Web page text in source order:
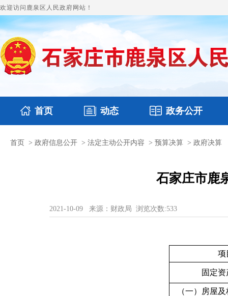
欢迎访问鹿泉区人民政府网站！
首页 动态
国务要闻 鹿泉要闻 图片新闻
政务公开
本区文件 财政预决算
首页 > 政府信息公开 > 法定主动公开内容 > 预算决算 > 政府决算
石家庄市鹿
2021-10-09 来源：财政局 浏览次数:533
项
固定
（一）房屋